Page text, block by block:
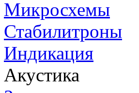
Микросхемы
Стабилитроны
Индикация
Акустика